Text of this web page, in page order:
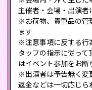
主催者・会場・出演
※お荷物、貴重品の管
ます
※注意事項に反する行
タッフの指示に従っ
はイベント参加をお
※出演者は予告無く変
返金などは一切応じ